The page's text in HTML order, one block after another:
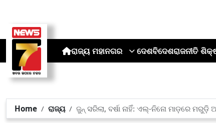
ରାଜ୍ୟ ମହାନଗର ଦେଶବିଦେଶରାଜନୀତି
Home ରାଜ୍ୟ ଜୁନ୍ ସରିଲା, ବର୍ଷା ନାହିଁ: ଏଲ୍‌-ନିନୋ ମାଡ଼ରେ ମରୁଡ଼ି